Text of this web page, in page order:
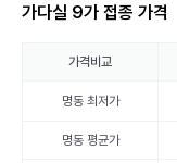
가다실 9가 접종 가격
가격비교
명동최저가
명동평균가